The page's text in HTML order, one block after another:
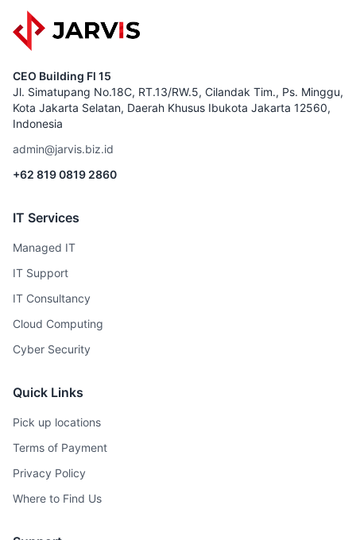
CEO Building Fl 15
Jl. Simatupang No.18C, RT.13/RW.5, Cilandak Tim., Ps. Minggu,
Kota Jakarta Selatan, Daerah Khusus Ibukota Jakarta 12560,
Indonesia
admin@jarvis.biz.id
+62 819 0819 2860
IT Services
Managed IT
IT Support
IT Consultancy
Cloud Computing
Cyber Security
Quick Links
Pick up locations
Terms of Payment
Privacy Policy
Where to Find Us